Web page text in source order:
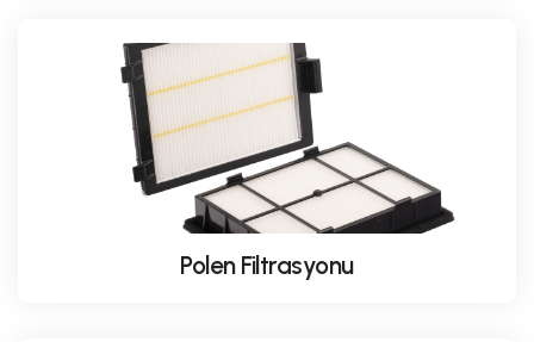
Polen Filtrasyonu